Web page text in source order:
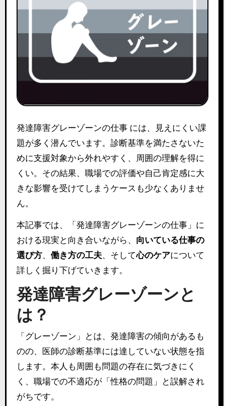
発達障害グレーゾーンの仕事 には、見えにくい課
題が多く潜んでいます。診断基準を満たさないた
めに支援対象から外れやすく、周囲の理解を得に
くい。その結果、職場での評価や自己肯定感に大
きな影響を受けてしまうケースも少なくありませ
ん。
本記事では、「発達障害グレーゾーンの仕事」に
おける現実と向き合いながら、 向いている仕事の
選び方、 働き方の工夫、そして心のケアについて
詳しく掘り下げていきます。
発達障害グレーゾーンと
は？
「グレーゾーン」とは、発達障害の傾向があるも
のの、医師の診断基準には達していない状態を指
します。本人も周囲も問題の存在に気づきにく
く、職場での不適応が「性格の問題」と誤解され
がちです。